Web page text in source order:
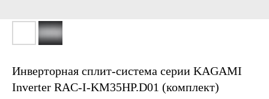
Инверторная сплит-система серии KAGAMI
Inverter RAC-I-KM35HP.D01 (комплект)